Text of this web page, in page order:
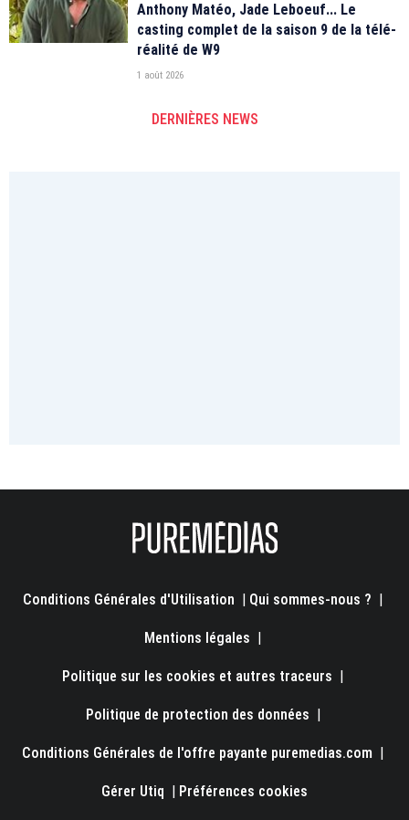
Anthony Matéo, Jade Leboeuf... Le
casting complet de la saison 9 de la télé-
réalité de W9
1 août 2026
DERNIÈRES NEWS
Conditions Générales d'Utilisation Qui sommes-nous ?
Mentions légales
Politique sur les cookies et autres traceurs
Politique de protection des données
Conditions Générales de l'offre payante puremedias.com
Gérer Utiq Préférences cookies